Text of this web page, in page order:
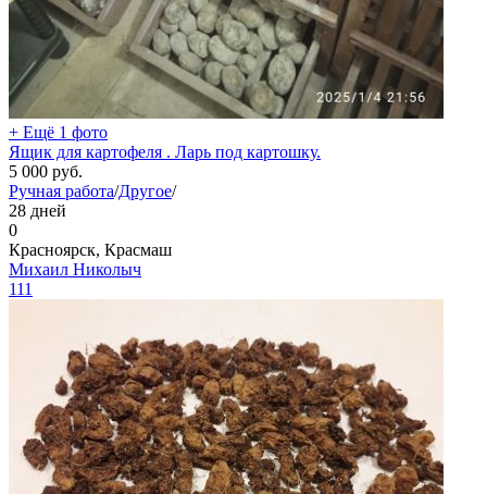
+ Ещё 1 фото
Ящик для картофеля . Ларь под картошку.
5 000 руб.
Ручная работа/Другое/
28 дней
0
Красноярск, Красмаш
Михаил Николыч
111